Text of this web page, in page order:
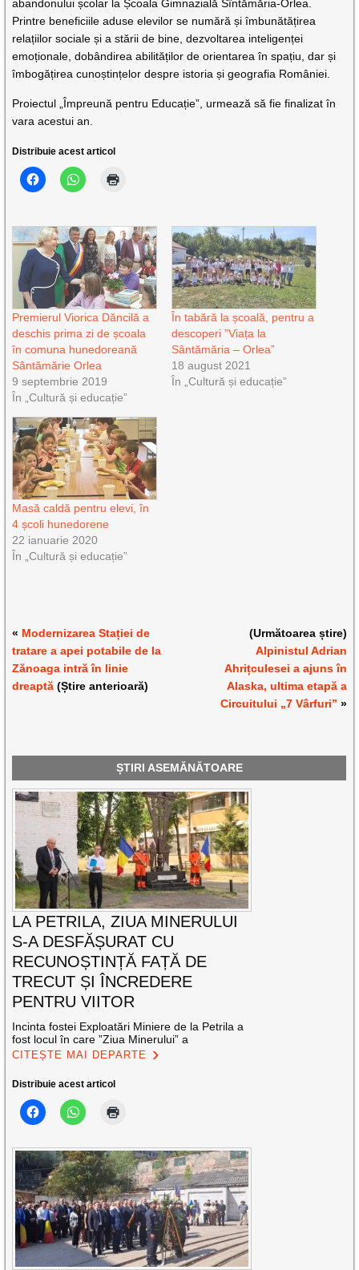
abandonului școlar la Școala Gimnazială Sîntămăria-Orlea.
Printre beneficiile aduse elevilor se numără și îmbunătățirea
relațiilor sociale și a stării de bine, dezvoltarea inteligenței
emoționale, dobândirea abilităților de orientarea în spațiu, dar și
îmbogățirea cunoștințelor despre istoria și geografia României.
Proiectul „Împreună pentru Educație”, urmează să fie finalizat în
vara acestui an.
Distribuie acest articol
Premierul Viorica Dăncilă a
deschis prima zi de școala
în comuna hunedoreană
Sântămărie Orlea
9 septembrie 2019
În „Cultură și educație”
În tabără la școală, pentru a
descoperi ”Viața la
Sântămăria – Orlea”
18 august 2021
În „Cultură și educație”
Masă caldă pentru elevi, în
4 școli hunedorene
22 ianuarie 2020
În „Cultură și educație”
« Modernizarea Stației de
tratare a apei potabile de la
Zănoaga intră în linie
dreaptă (Știre anterioară)
(Următoarea știre)
Alpinistul Adrian
Ahrițculesei a ajuns în
Alaska, ultima etapă a
Circuitului „7 Vârfuri” »
ȘTIRI ASEMĂNĂTOARE
LA PETRILA, ZIUA MINERULUI
S-A DESFĂȘURAT CU
RECUNOȘTINȚĂ FAȚĂ DE
TRECUT ȘI ÎNCREDERE
PENTRU VIITOR
Incinta fostei Exploatări Miniere de la Petrila a
fost locul în care ”Ziua Minerului” a
CITEȘTE MAI DEPARTE
Distribuie acest articol